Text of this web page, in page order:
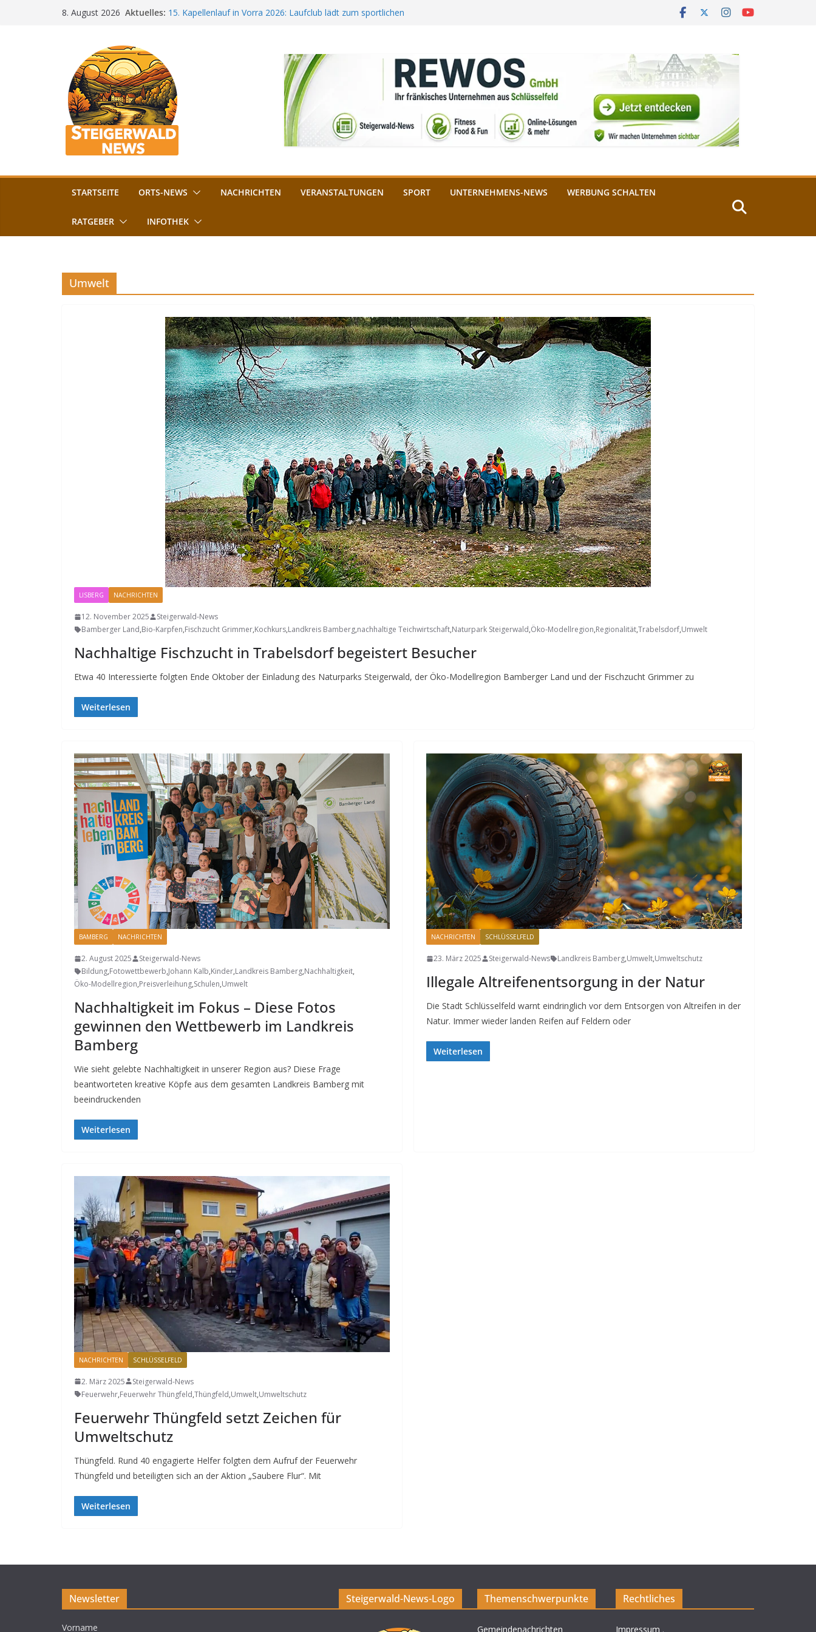
8. August 2026 Aktuelles: 15. Kapellenlauf in Vorra 2026: Laufclub lädt zum sportlichen
„Bamberger Böhnla“: Kaffee aus Bamberg unterstützt die
Lebenshilfe
Aschbacher Kerwa startet bald: Das ist heuer geboten
Vollsperrung am Friedhof in Schlüsselfeld: Kreuzung ab 3.
August gesperrt
STARTSEITE ORTS-NEWS NACHRICHTEN VERANSTALTUNGEN SPORT UNTERNEHMENS-NEWS WERBUNG SCHALTEN
RATGEBER INFOTHEK
Umwelt
LISBERG NACHRICHTEN
12. November 2025
Steigerwald-News
Bamberger Land,Bio-Karpfen,Fischzucht Grimmer,Kochkurs,Landkreis Bamberg,nachhaltige Teichwirtschaft,Naturpark Steigerwald,Öko-Modellregion,Regionalität,Trabelsdorf,Umwelt
Nachhaltige Fischzucht in Trabelsdorf begeistert Besucher
Etwa 40 Interessierte folgten Ende Oktober der Einladung des Naturparks Steigerwald, der Öko-Modellregion Bamberger Land und der Fischzucht Grimmer zu
Weiterlesen
BAMBERG NACHRICHTEN
2. August 2025
Steigerwald-News
Bildung,Fotowettbewerb,Johann Kalb,Kinder,Landkreis Bamberg,Nachhaltigkeit,
Öko-Modellregion,Preisverleihung,Schulen,Umwelt
Nachhaltigkeit im Fokus – Diese Fotos
gewinnen den Wettbewerb im Landkreis
Bamberg
Wie sieht gelebte Nachhaltigkeit in unserer Region aus? Diese Frage
beantworteten kreative Köpfe aus dem gesamten Landkreis Bamberg mit
beeindruckenden
Weiterlesen
NACHRICHTEN SCHLÜSSELFELD
23. März 2025 Steigerwald-News Landkreis Bamberg,Umwelt,Umweltschutz
Illegale Altreifenentsorgung in der Natur
Die Stadt Schlüsselfeld warnt eindringlich vor dem Entsorgen von Altreifen in der
Natur. Immer wieder landen Reifen auf Feldern oder
Weiterlesen
NACHRICHTEN SCHLÜSSELFELD
2. März 2025
Steigerwald-News
Feuerwehr,Feuerwehr Thüngfeld,Thüngfeld,Umwelt,Umweltschutz
Feuerwehr Thüngfeld setzt Zeichen für
Umweltschutz
Thüngfeld. Rund 40 engagierte Helfer folgten dem Aufruf der Feuerwehr
Thüngfeld und beteiligten sich an der Aktion „Saubere Flur“. Mit
Weiterlesen
Newsletter
Vorname
Steigerwald-News-Logo Themenschwerpunkte
Gemeindenachrichten
Rechtliches
Impressum .